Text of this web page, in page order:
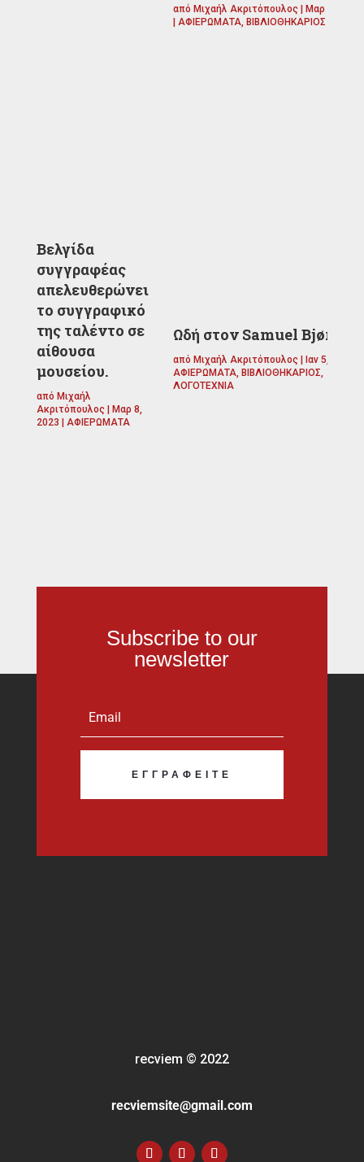
από Μιχαήλ Ακριτόπουλος| Μαρ 22,
| ΑΦΙΕΡΩΜΑΤΑ, ΒΙΒΛΙΟΘΗΚΑΡΙΟΣ
Βελγίδα
συγγραφέας
απελευθερώνει
το συγγραφικό
της ταλέντο σε
αίθουσα
μουσείου.
από Μιχαήλ
Ακριτόπουλος| Μαρ 8,
2023 | ΑΦΙΕΡΩΜΑΤΑ
Ωδή στον Samuel Bjørk.
από Μιχαήλ Ακριτόπουλος| Ιαν 5, 2023
ΑΦΙΕΡΩΜΑΤΑ, ΒΙΒΛΙΟΘΗΚΑΡΙΟΣ
ΛΟΓΟΤΕΧΝΙΑ
Subscribe to our
newsletter
ΕΓΓΡΑΦΕΊΤΕ
recviem © 2022
recviemsite@gmail.com